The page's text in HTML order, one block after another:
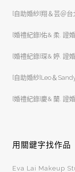
[自助婚紗]翔＆芸＠台
[婚禮紀錄]佑& 柔. 證
[婚禮紀錄]琛& 婷. 證
[自助婚紗]Leo＆
[婚禮紀錄]慶& 蘭. 證
用關鍵字找作品
Eva Lai Makeup